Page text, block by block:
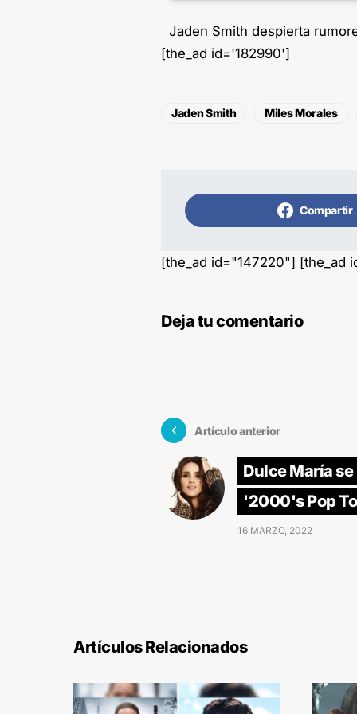
Jaden Smith despierta
[the_ad id='182990']
Jaden Smith Miles Morales
Compartir
[the_ad id="147220"] [the_ad
Deja tu comentario
Artículo anterior
Dulce María se
'2000's Pop
16 MARZO, 2022
Artículos Relacionados